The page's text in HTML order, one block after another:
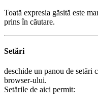
Toată expresia găsită este
prins în căutare.
Setări
deschide un panou de setări
browser-ului.
Setările de aici permit: